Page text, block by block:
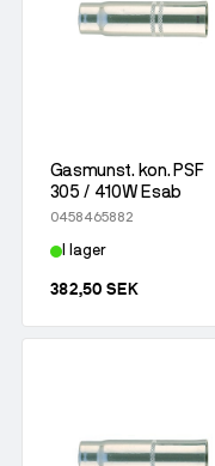
Gasmunst. kon. PSF
305 / 410W Esab
0458465882
I lager
382,50 SEK